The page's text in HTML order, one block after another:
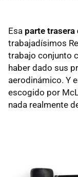
Esa parte
trabajadísimos
trabajo conjunto
haber dado sus
aerodinámico. Y
escogido por
nada realmente